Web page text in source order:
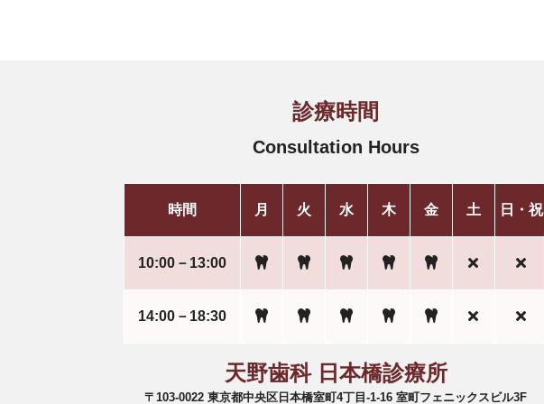
診療時間
Consultation Hours
時間 月 火 水 木 金 土 日・祝
10:00－13:00
14:00－18:30
天野歯科 日本橋診療所
〒103-0022 東京都中央区日本橋室町4丁目-1-16 室町フェニックスビル3F